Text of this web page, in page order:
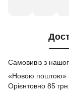
Самовивіз з
«Новою поштою»
Орієнтовно 85 грн.